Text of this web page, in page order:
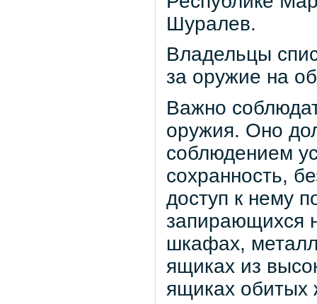
Шуралев.
Владельцы
за оружие на
Важно
оружия. Оно
соблюдением
сохранность,
доступ к нему
запирающихся
шкафах,
ящиках из
ящиках обитых